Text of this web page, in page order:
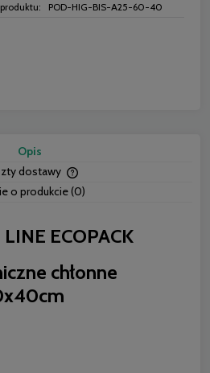
POD-HIG-BIS-A25-60-40
Opis
dostawy
Cena nie zawiera
o produkcie (0)
ECOPACK
chłonne